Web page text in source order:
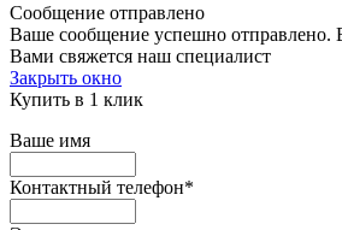
Сообщение отправлено
Ваше сообщение успешно отправлено.
Вами свяжется наш специалист
Закрыть окно
Купить в 1 клик
Ваше имя
Контактный телефон*